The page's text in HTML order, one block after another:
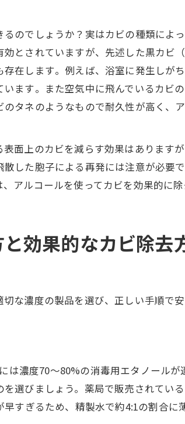
のでしょうか？実はカビの種類によ
とされていますが、先述した黒カビ
在します​。例えば、浴室に発生しが
ます​。また空気中に飛んでいるカビ
タネのようなもので耐久性が高く、
面上のカビを減らす効果はあります
した胞子による再発には注意が必要
アルコールを使ってカビを効果的に
効果的なカビ除去
な濃度の製品を選び、正しい手順で
は濃度70〜80%の消毒用エタノール
選びましょう。薬局で販売されてい
すぎるため、精製水で約4:1の割合に